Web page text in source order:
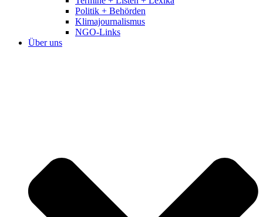
Politik + Behörden
Klimajournalismus
NGO-Links
Über uns